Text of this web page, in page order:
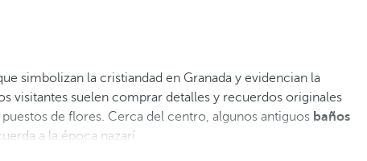
simbolizan la cristiandad en Granada y evidencian la
visitantes suelen comprar detalles y recuerdos originales
de flores. Cerca del centro, algunos antiguos baños
a la época nazarí.